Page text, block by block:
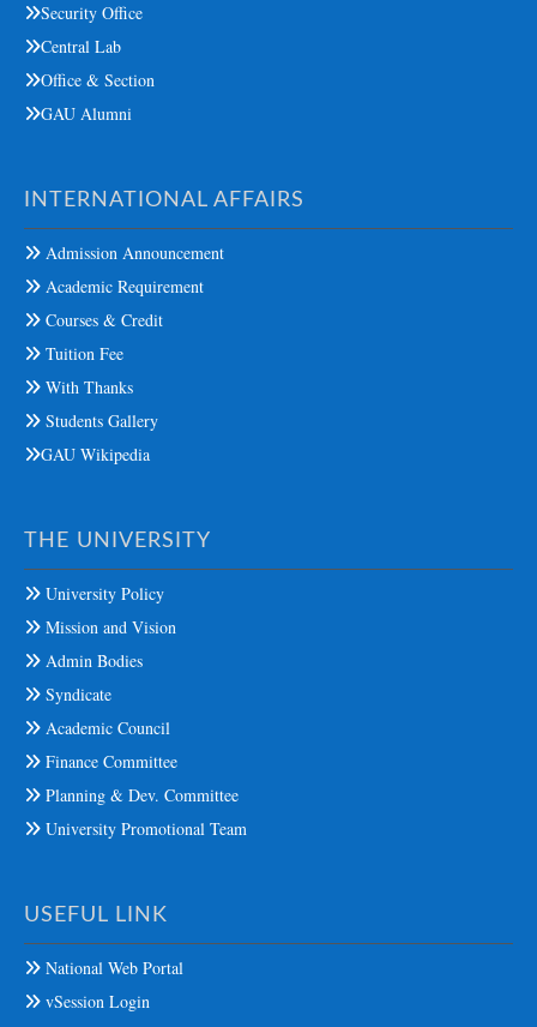
Security Office
Central Lab
Office & Section
GAU Alumni
INTERNATIONAL AFFAIRS
Admission Announcement
Academic Requirement
Courses & Credit
Tuition Fee
With Thanks
Students Gallery
GAU Wikipedia
THE UNIVERSITY
University Policy
Mission and Vision
Admin Bodies
Syndicate
Academic Council
Finance Committee
Planning & Dev. Committee
University Promotional Team
USEFUL LINK
National Web Portal
vSession Login